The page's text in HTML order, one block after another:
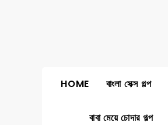
HOME বাংলা সেক্স গল্প
বাবা মেয়ে চোদার গল্প